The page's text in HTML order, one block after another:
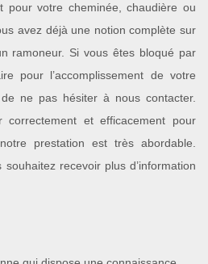
pour votre cheminée, chaudière ou
avez déjà une notion complète sur
ramoneur. Si vous êtes bloqué par
pour l’accomplissement de votre
ne pas hésiter à nous contacter.
correctement et efficacement pour
prestation est très abordable.
recevoir plus d’information